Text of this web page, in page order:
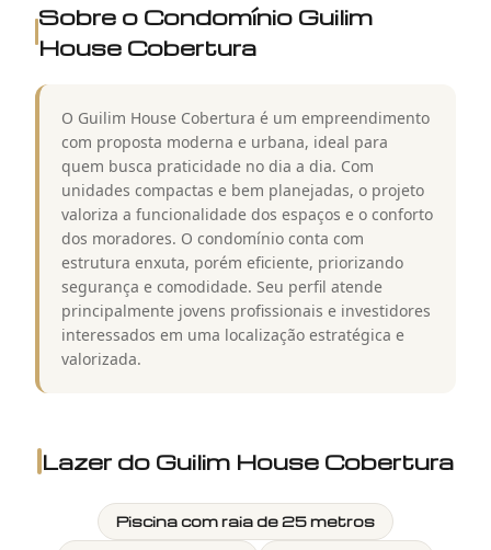
Sobre o Condomínio Guilim
House Cobertura
O Guilim House Cobertura é um empreendimento
com proposta moderna e urbana, ideal para
quem busca praticidade no dia a dia. Com
unidades compactas e bem planejadas, o projeto
valoriza a funcionalidade dos espaços e o conforto
dos moradores. O condomínio conta com
estrutura enxuta, porém eficiente, priorizando
segurança e comodidade. Seu perfil atende
principalmente jovens profissionais e investidores
interessados em uma localização estratégica e
valorizada.
Lazer do Guilim House Cobertura
Piscina com raia de 25 metros